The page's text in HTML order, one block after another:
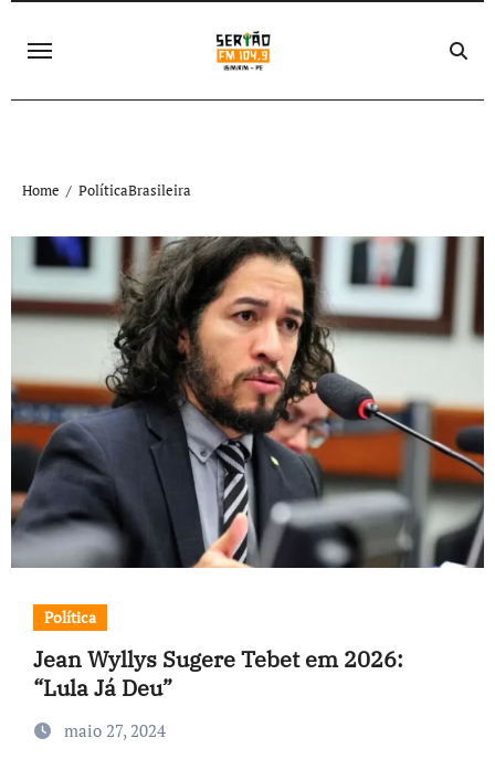
Home PolíticaBrasileira
Política
Jean Wyllys Sugere Tebet em 2026:
“Lula Já Deu”
maio 27, 2024